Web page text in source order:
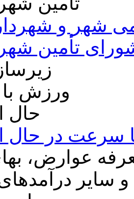
شهر و
تأمین
سرعت در حال